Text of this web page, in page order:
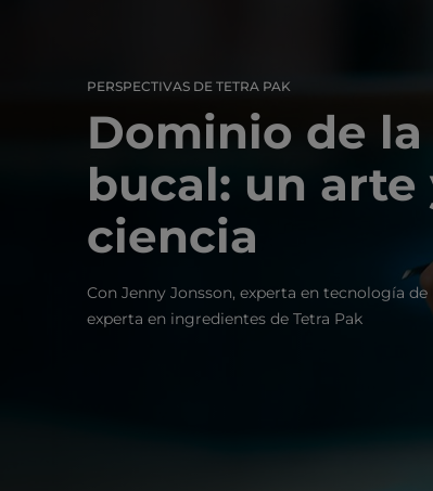
PERSPECTIVAS DE TETRA PAK
Dominio de
bucal: un arte
ciencia
Con Jenny Jonsson, experta en tecnología
experta en ingredientes de Tetra Pak